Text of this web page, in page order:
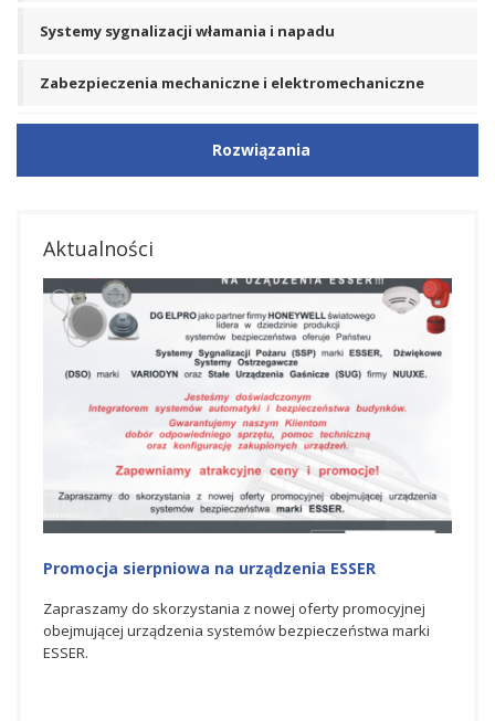
Systemy sygnalizacji włamania i napadu
Zabezpieczenia mechaniczne i elektromechaniczne
Rozwiązania
Aktualności
Promocja na urządzenia ESSER
Zapraszamy do skorzystania z czerwcowej oferty
promocyjnej obejmującej urządzenia systemów
bezpieczeństwa marki ESSER.